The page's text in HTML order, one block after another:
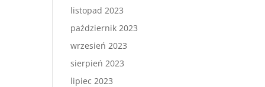
listopad 2023
październik 2023
wrzesień 2023
sierpień 2023
lipiec 2023